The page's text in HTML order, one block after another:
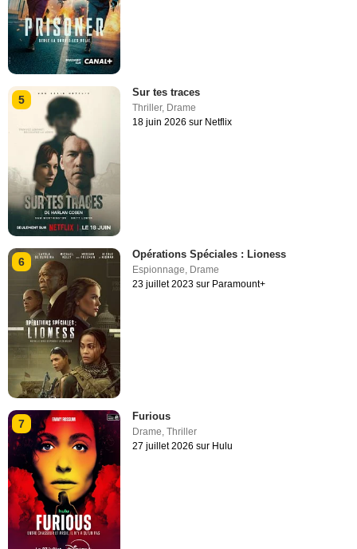
5
Sur tes traces
Thriller, Drame
18 juin 2026 sur Netflix
6
Opérations Spéciales : Lioness
Espionnage, Drame
23 juillet 2023 sur Paramount+
7
Furious
Drame,Thriller
27 juillet 2026 sur Hulu